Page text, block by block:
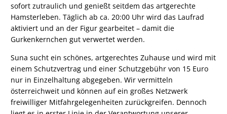
sofort zutraulich und genießt seitdem das artgerechte
Hamsterleben. Täglich ab ca. 20:00 Uhr wird das Laufrad
aktiviert und an der Figur gearbeitet – damit die
Gurkenkernchen gut verwertet werden.
Suna sucht ein schönes, artgerechtes Zuhause und wird mit
einem Schutzvertrag und einer Schutzgebühr von 15 Euro
nur in Einzelhaltung abgegeben. Wir vermitteln
österreichweit und können auf ein großes Netzwerk
freiwilliger Mitfahrgelegenheiten zurückgreifen. Dennoch